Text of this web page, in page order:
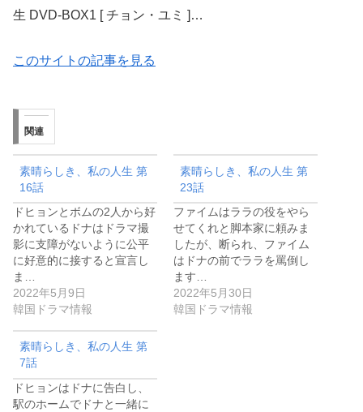
生 DVD-BOX1 [ チョン・ユミ ]…
このサイトの記事を見る
関連
素晴らしき、私の人生 第
16話
ドヒョンとボムの2人から好
かれているドナはドラマ撮
影に支障がないように公平
に好意的に接すると宣言し
ま…
2022年5月9日
韓国ドラマ情報
素晴らしき、私の人生 第
23話
ファイムはララの役をやら
せてくれと脚本家に頼みま
したが、断られ、ファイム
はドナの前でララを罵倒し
ます…
2022年5月30日
韓国ドラマ情報
素晴らしき、私の人生 第
7話
ドヒョンはドナに告白し、
駅のホームでドナと一緒に